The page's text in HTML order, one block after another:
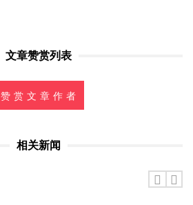
文章赞赏列表
赞 赏 文 章 作 者
相关新闻